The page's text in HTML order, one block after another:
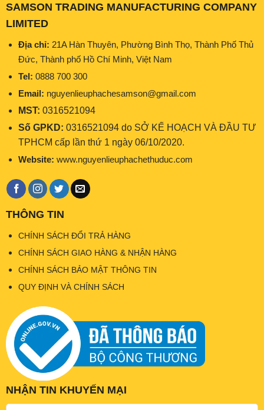
SAMSON TRADING MANUFACTURING COMPANY
LIMITED
Địa chỉ: 21A Hàn Thuyên, Phường Bình Thọ, Thành Phố Thủ
Đức, Thành phố Hồ Chí Minh, Việt Nam
Tel: 0888 700 300
Email: nguyenlieuphachesamson@gmail.com
MST: 0316521094
Số GPKD: 0316521094 do SỞ KẾ HOẠCH VÀ ĐẦU TƯ
TPHCM cấp lần thứ 1 ngày 06/10/2020.
Website: www.nguyenlieuphachethuduc.com
THÔNG TIN
CHÍNH SÁCH ĐỔI TRẢ HÀNG
CHÍNH SÁCH GIAO HÀNG & NHẬN HÀNG
CHÍNH SÁCH BẢO MẬT THÔNG TIN
QUY ĐỊNH VÀ CHÍNH SÁCH
NHẬN TIN KHUYẾN MẠI